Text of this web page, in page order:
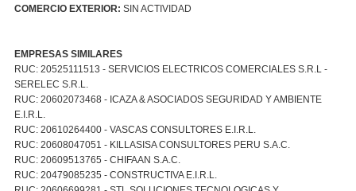
COMERCIO EXTERIOR: SIN ACTIVIDAD
EMPRESAS SIMILARES
RUC: 20525111513 - SERVICIOS ELECTRICOS COMERCIALES S.R.L -
SERELEC S.R.L.
RUC: 20602073468 - ICAZA & ASOCIADOS SEGURIDAD Y AMBIENTE
E.I.R.L.
RUC: 20610264400 - VASCAS CONSULTORES E.I.R.L.
RUC: 20608047051 - KILLASISA CONSULTORES PERU S.A.C.
RUC: 20609513765 - CHIFAAN S.A.C.
RUC: 20479085235 - CONSTRUCTIVA E.I.R.L.